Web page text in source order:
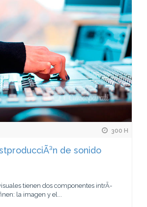
300 H
de sonido
tienen dos componentes intrÃ­
la imagen y el...